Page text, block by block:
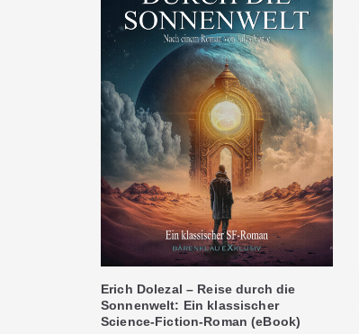
Erich Dolezal – Reise durch die
Sonnenwelt: Ein klassischer
Science-Fiction-Roman (eBook)